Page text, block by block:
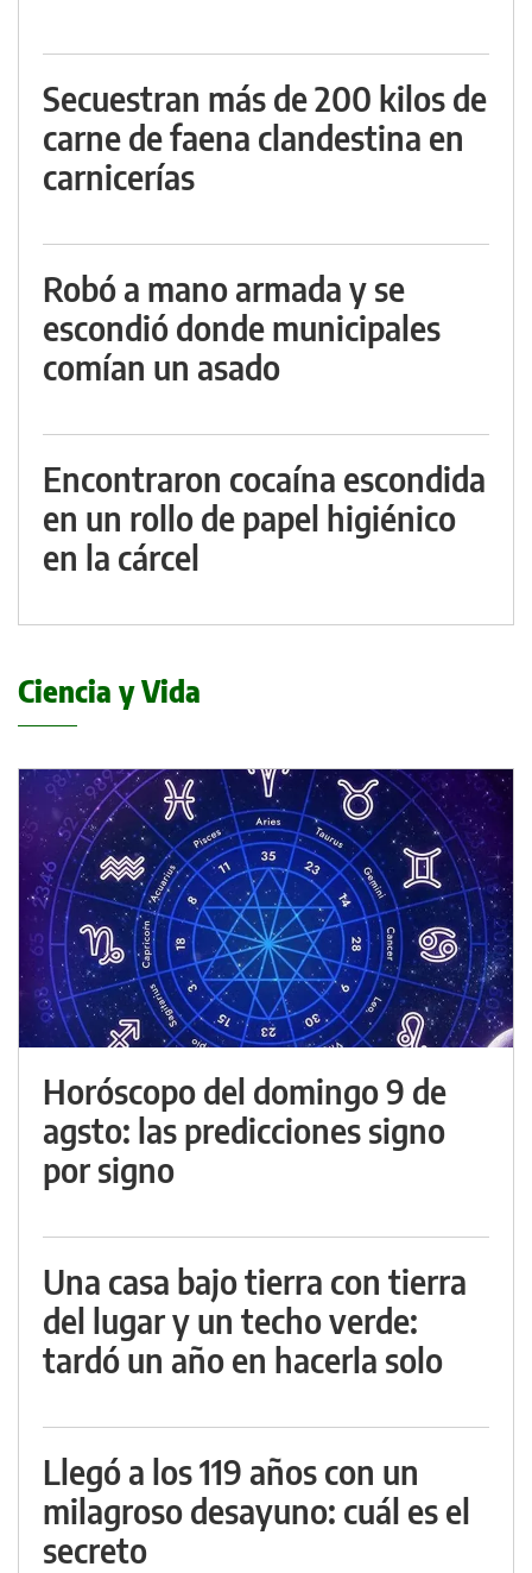
Secuestran más de 200 kilos de
carne de faena clandestina en
carnicerías
Robó a mano armada y se
escondió donde municipales
comían un asado
Encontraron cocaína escondida
en un rollo de papel higiénico
en la cárcel
Ciencia y Vida
Horóscopo del domingo 9 de
agsto: las predicciones signo
por signo
Una casa bajo tierra con tierra
del lugar y un techo verde:
tardó un año en hacerla solo
Llegó a los 119 años con un
milagroso desayuno: cuál es el
secreto